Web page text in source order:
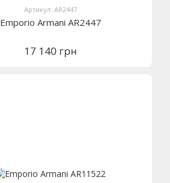
Артикул: AR2447
Emporio Armani AR2447
17 140 грн